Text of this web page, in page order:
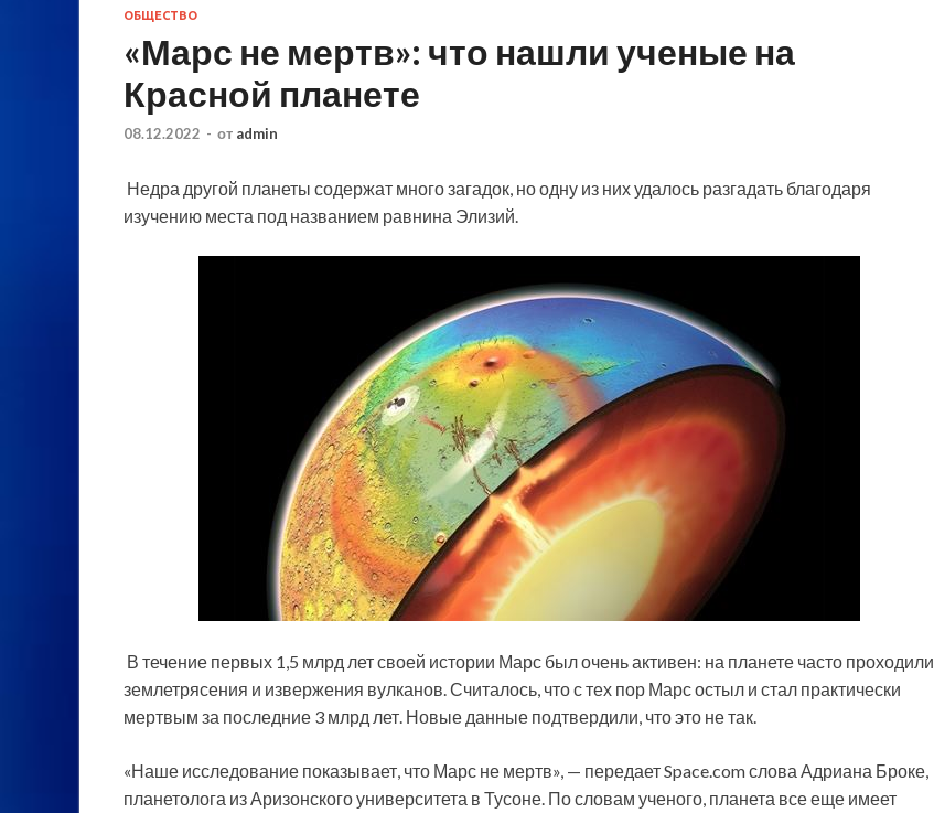
ОБЩЕСТВО
«Марс не мертв»: что нашли ученые на
Красной планете
08.12.2022 - от admin
Недра другой планеты содержат много загадок, но одну из них удалось разгадать благодаря
изучению места под названием равнина Элизий.
В течение первых 1,5 млрд лет своей истории Марс был очень активен: на планете часто проходили
землетрясения и извержения вулканов. Считалось, что с тех пор Марс остыл и стал практически
мертвым за последние 3 млрд лет. Новые данные подтвердили, что это не так.
«Наше исследование показывает, что Марс не мертв», — передает Space.com слова Адриана Броке,
планетолога из Аризонского университета в Тусоне. По словам ученого, планета все еще имеет